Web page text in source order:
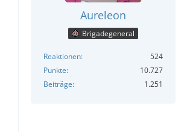
Aureleon
Brigadegeneral
Reaktionen
524
Punkte
10.727
Beiträge
1.251